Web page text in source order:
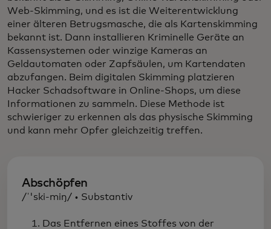
Web-Skimming, und es ist die Weiterentwicklung
einer älteren Betrugsmasche, die als Kartenskimming
bekannt ist. Dann installieren Kriminelle Geräte an
Kassensystemen oder winzige Kameras an
Geldautomaten oder Zapfsäulen, um Kartendaten
abzufangen. Beim digitalen Skimming platzieren
Hacker Schadsoftware in Online-Shops, um diese
Informationen zu sammeln. Diese Methode ist
schwieriger zu erkennen als das physische Skimming
und kann mehr Opfer gleichzeitig treffen.
Abschöpfen
/ˈ'ski-miŋ/ • Substantiv
1. Das Entfernen eines Stoffes von der